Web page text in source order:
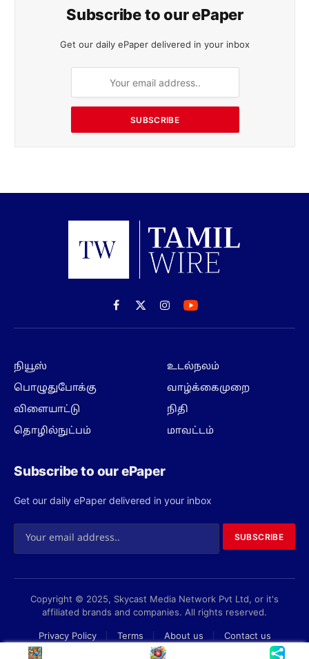
Subscribe to our ePaper
Get our daily ePaper delivered in your inbox
SUBSCRIBE
Facebook
X
(Twitter)
Instagram
நியூஸ்
பொழுதுபோக்கு
விளையாட்டு
தொழில்நுட்பம்
உடல்நலம்
வாழ்க்கைமுறை
நிதி
மாவட்டம்
Subscribe to our ePaper
Get our daily ePaper delivered in your inbox
SUBSCRIBE
Copyright © 2025, Skycast Media Network Pvt Ltd, or it's
affiliated brands and companies. All rights reserved.
Privacy Policy Terms About us Contact us